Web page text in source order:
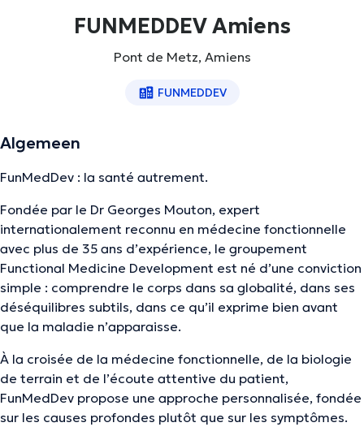
FUNMEDDEV Amiens
Pont de Metz, Amiens
FUNMEDDEV
Algemeen
FunMedDev : la santé autrement.
Fondée par le Dr Georges Mouton, expert
internationalement reconnu en médecine fonctionnelle
avec plus de 35 ans d’expérience, le groupement
Functional Medicine Development est né d’une conviction
simple : comprendre le corps dans sa globalité, dans ses
déséquilibres subtils, dans ce qu’il exprime bien avant
que la maladie n’apparaisse.
À la croisée de la médecine fonctionnelle, de la biologie
de terrain et de l’écoute attentive du patient,
FunMedDev propose une approche personnalisée, fondée
sur les causes profondes plutôt que sur les symptômes.